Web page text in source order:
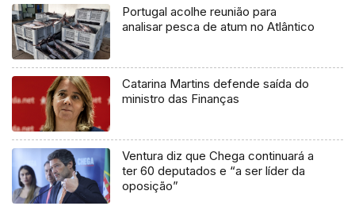
Portugal acolhe reunião para
analisar pesca de atum no Atlântico
Catarina Martins defende saída do
ministro das Finanças
Ventura diz que Chega continuará a
ter 60 deputados e “a ser líder da
oposição”